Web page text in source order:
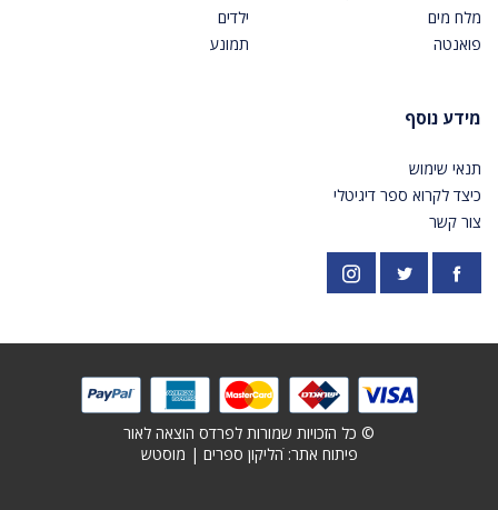
מלח מים
פואנטה
ילדים
תמונע
מידע נוסף
תנאי שימוש
כיצד לקרוא ספר דיגיטלי
צור קשר
פייסבוק https://twitter.com/PardesPublish
אינסטגרם
© כל הזכויות שמורות לפרדס הוצאה לאור
פיתוח אתר: ׁהליקון ספרים | מוסטש